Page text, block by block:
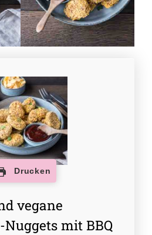
Drucken
vegane
mit BBQ